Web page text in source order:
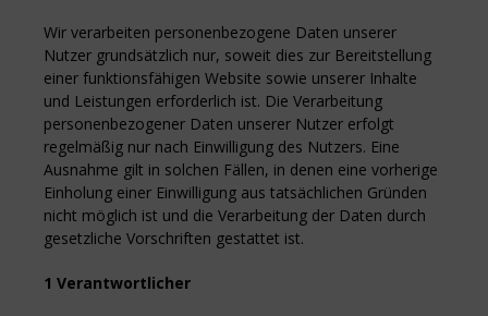
Wir verarbeiten personenbezogene Daten unserer
Nutzer grundsätzlich nur, soweit dies zur Bereitstellung
einer funktionsfähigen Website sowie unserer Inhalte
und Leistungen erforderlich ist. Die Verarbeitung
personenbezogener Daten unserer Nutzer erfolgt
regelmäßig nur nach Einwilligung des Nutzers. Eine
Ausnahme gilt in solchen Fällen, in denen eine vorherige
Einholung einer Einwilligung aus tatsächlichen Gründen
nicht möglich ist und die Verarbeitung der Daten durch
gesetzliche Vorschriften gestattet ist.
1 Verantwortlicher